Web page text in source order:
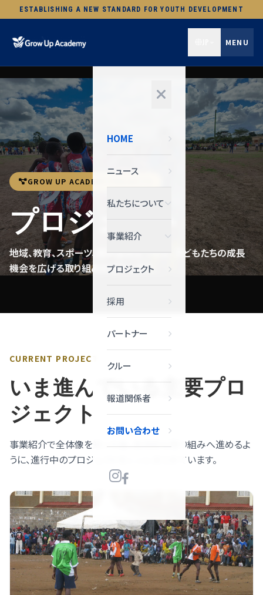
ESTABLISHING A NEW STANDARD FOR YOUTH DEVELOPMENT
MENU
HOME
ニュース
私たちについて
事業紹介
プロジェクト
採用
パートナー
クルー
報道関係者
お問い合わせ
GROW UP ACADEMY PROJECTS
プロジェクト
地域、教育、スポーツ、国際連携をつなぎ、子どもたちの成長
機会を広げる取り組みを紹介します。
CURRENT PROJECT
いま進んでいる主要プロ
ジェクト
事業紹介で全体像を知った後、具体的な取り組みへ進めるよ
うに、進行中のプロジェクトをここにまとめています。